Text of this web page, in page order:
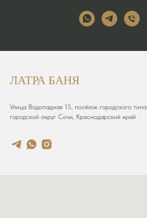
ЛАТРА БАНЯ
Улица Водопадная 15, посёлок городского типа
городской округ Сочи, Краснодарский край